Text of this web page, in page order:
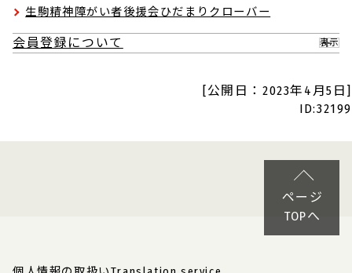
生駒精神障がい者後援会ひだまりクローバー
会員登録について 表示
[公開日：2023年4月5日]
ID:32199
ページ
TOPへ